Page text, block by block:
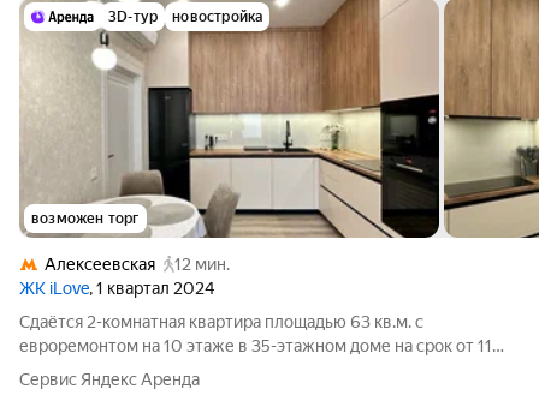
3D-тур новостройка
возможен торг
Алексеевская
12 мин.
ЖК iLove, 1 квартал 2024
Сдаётся 2-комнатная квартира площадью 63 кв.м. с
евроремонтом на 10 этаже в 35-этажном доме на срок от 11
месяцев. Из техники есть: Телевизор Духовой шкаф
Стиральная машина Холодильник Посудомоечная машина
Сервис Яндекс Аренда